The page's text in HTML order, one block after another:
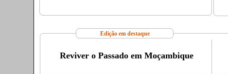
Edição em destaque
Reviver o Passado em Moçambique